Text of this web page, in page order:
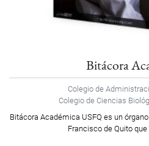
Bitácora
Colegio de
Colegio de Ciencias
Bitácora Académica USFQ es un
Francisco de Quito